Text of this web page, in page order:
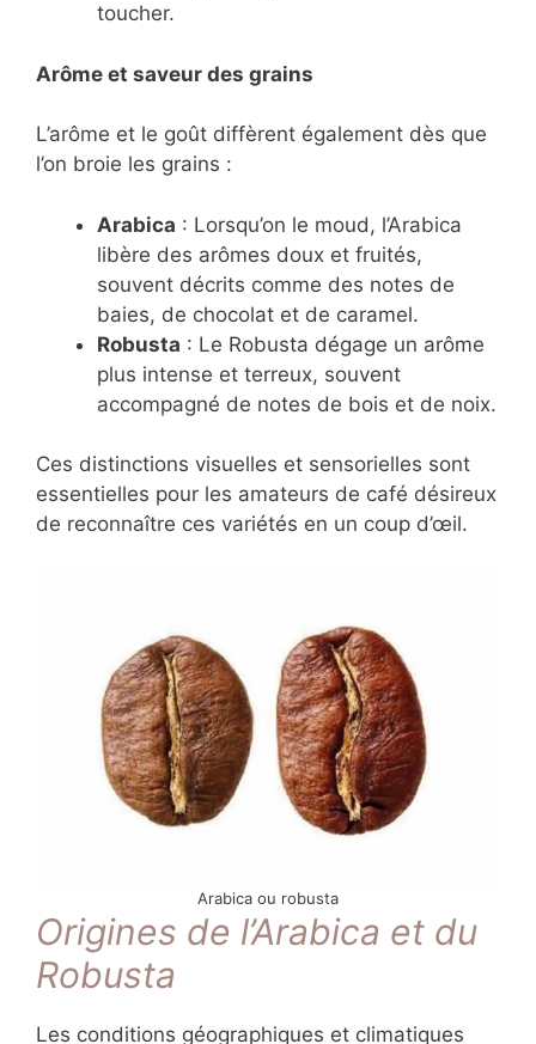
toucher.
Arôme et saveur des grains
L’arôme et le goût diffèrent également dès que
l’on broie les grains :
Arabica : Lorsqu’on le moud, l’Arabica
libère des arômes doux et fruités,
souvent décrits comme des notes de
baies, de chocolat et de caramel.
Robusta : Le Robusta dégage un arôme
plus intense et terreux, souvent
accompagné de notes de bois et de noix.
Ces distinctions visuelles et sensorielles sont
essentielles pour les amateurs de café désireux
de reconnaître ces variétés en un coup d’œil.
Arabica ou robusta
Origines de l’Arabica et du
Robusta
Les conditions géographiques et climatiques